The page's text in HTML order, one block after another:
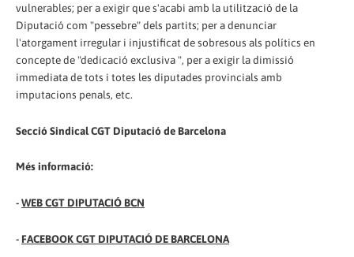
vulnerables; per a exigir que s'acabi amb la utilització de la
Diputació com "pessebre" dels partits; per a denunciar
l'atorgament irregular i injustificat de sobresous als polítics en
concepte de "dedicació exclusiva ", per a exigir la dimissió
immediata de tots i totes les diputades provincials amb
imputacions penals, etc.
Secció Sindical CGT Diputació de Barcelona
Més informació:
-WEB CGT DIPUTACIÓ BCN
- FACEBOOK CGT DIPUTACIÓ DE BARCELONA